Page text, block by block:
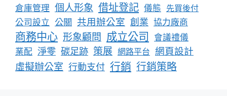
倉庫管理 個人形象 借址登記 儀態 先買後付
公司設立 公關 共用辦公室 創業 協力廠商
商務中心 形象顧問 成立公司
會議禮儀
業配 淨零 碳足跡 策展 網路平台 網頁設計
虛擬辦公室 行動支付 行銷 行銷策略